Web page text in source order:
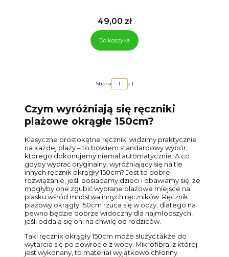
Cena
49,00 zł
Do koszyka
Strona z 1
Czym wyróżniają się ręczniki
plażowe okrągłe 150cm?
Klasyczne prostokątne ręczniki widzimy praktycznie
na każdej plaży – to bowiem standardowy wybór,
którego dokonujemy niemal automatycznie. A co
gdyby wybrać oryginalny, wyróżniający się na tle
innych ręcznik okrągły 150cm? Jest to dobre
rozwiązanie, jeśli posiadamy dzieci i obawiamy się, że
mogłyby one zgubić wybrane plażowe miejsce na
piasku wśród mnóstwa innych ręczników. Ręcznik
plażowy okrągły 150cm rzuca się w oczy, dlatego na
pewno będzie dobrze widoczny dla najmłodszych,
jeśli oddalą się oni na chwilę od rodziców.
Taki ręcznik okrągły 150cm może służyć także do
wytarcia się po powrocie z wody. Mikrofibra, z której
jest wykonany, to materiał wyjątkowo chłonny.